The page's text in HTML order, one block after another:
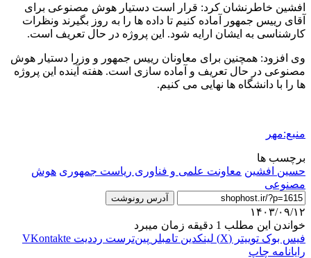
افشین خاطرنشان کرد: قرار است دستیار هوش مصنوعی برای
آقای رییس جمهور آماده کنیم تا داده ها را به روز بگیرند ونظرات
کارشناسی به ایشان ارایه شود. این پروژه در حال تعریف است.
وی‌ افزود: همچنین برای معاونان رییس جمهور و وزرا دستیار هوش
مصنوعی در حال تعریف و آماده سازی است. هفته آینده این پروژه
ها را با دانشگاه ها نهایی می کنیم.
منبع:مهر
برچسب ها
حسین افشین معاونت علمی و فناوری ریاست جمهوری هوش
مصنوعی
آدرس رونوشت
۱۴۰۳/۰۹/۱۲
خواندن این مطلب 1 دقیقه زمان میبرد
فیس بوک توییتر (X) لینکدین ‫تامبلر ‫پین‌ترست ‫رددیت ‫VKontakte
رایانامه چاپ